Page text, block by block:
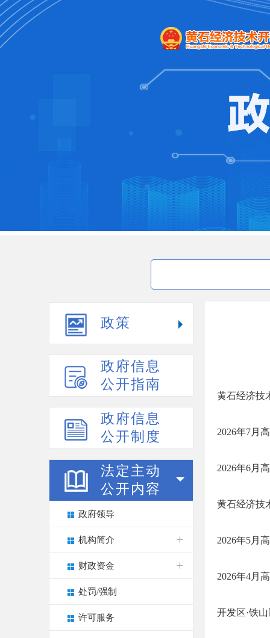
政策
政府信息
公开指南
政府信息
公开制度
法定主动
公开内容
政府领导
机构简介
财政资金
处罚/强制
许可服务
黄石经济技
2026年7月
2026年6月
黄石经济技
2026年5月
2026年4月
开发区·铁